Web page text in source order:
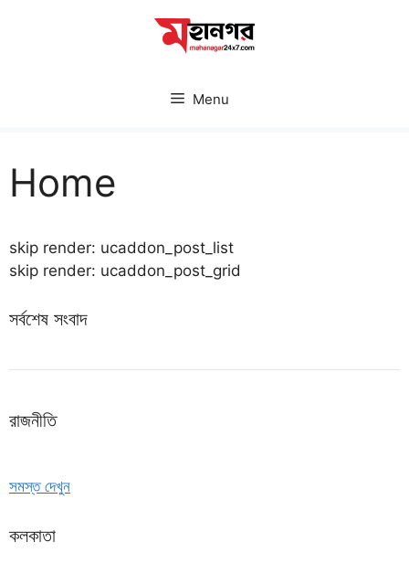
Menu
Home
skip render: ucaddon_post_list
skip render: ucaddon_post_grid
সর্বশেষ সংবাদ
রাজনীতি
সমস্ত দেখুন
কলকাতা